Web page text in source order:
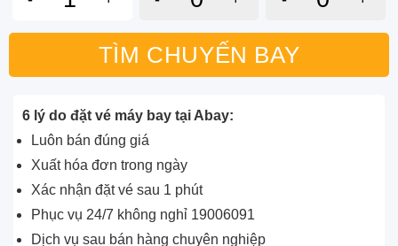
TÌM CHUYẾN BAY
6 lý do đặt vé máy bay tại Abay:
Luôn bán đúng giá
Xuất hóa đơn trong ngày
Xác nhận đặt vé sau 1 phút
Phục vụ 24/7 không nghỉ 19006091
Dịch vụ sau bán hàng chuyên nghiệp